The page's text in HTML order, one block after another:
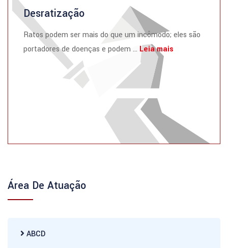
Desratização
Ratos podem ser mais do que um incômodo; eles são
portadores de doenças e podem ... Leia mais
Área De Atuação
ABCD